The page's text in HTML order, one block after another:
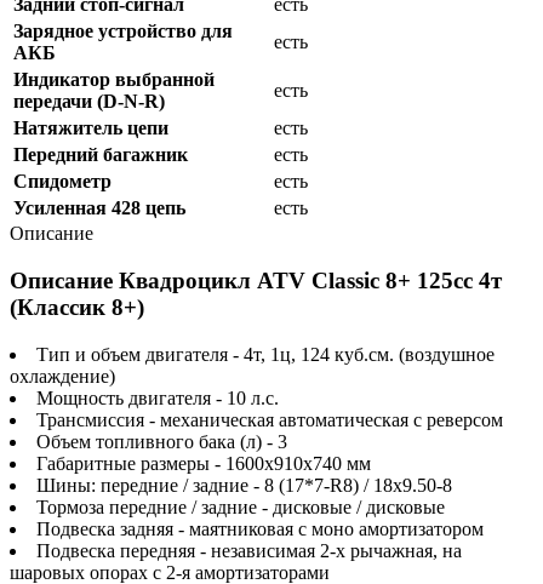
Задний стоп-сигнал
есть
Зарядное устройство для
АКБ
есть
Индикатор выбранной
передачи (D-N-R)
есть
Натяжитель цепи
есть
Передний багажник
есть
Спидометр
есть
Усиленная 428 цепь
есть
Описание
Описание Квадроцикл ATV Classic 8+ 125сс 4т
(Классик 8+)
Тип и объем двигателя - 4т, 1ц, 124 куб.см. (воздушное
охлаждение)
Мощность двигателя - 10 л.с.
Трансмиссия - механическая автоматическая с реверсом
Объем топливного бака (л) - 3
Габаритные размеры - 1600х910х740 мм
Шины: передние / задние - 8 (17*7-R8) / 18x9.50-8
Тормоза передние / задние - дисковые / дисковые
Подвеска задняя - маятниковая с моно амортизатором
Подвеска передняя - независимая 2-х рычажная, на
шаровых опорах с 2-я амортизаторами